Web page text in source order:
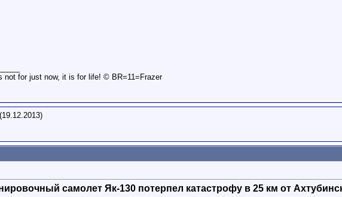
not for just now, it is for life! © BR=11=Frazer
(19.12.2013)
самолет Як-130 потерпел катастрофу в 25 км от